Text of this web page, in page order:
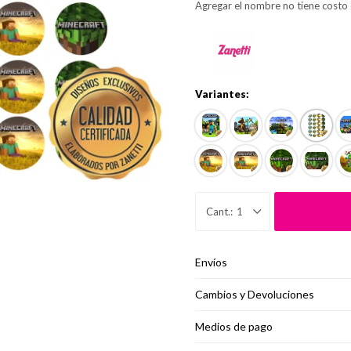
Agregar el nombre no tiene costo
Variantes:
1
Envíos
Cambios y Devoluciones
Medios de pago